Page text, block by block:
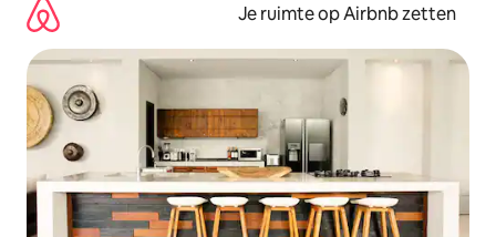
Je ruimte op Airbnb zetten